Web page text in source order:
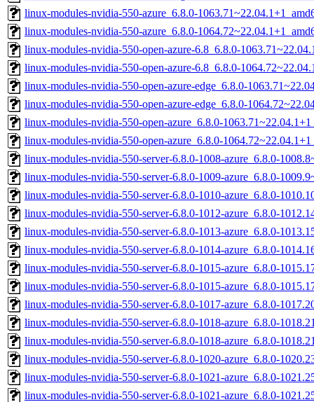
linux-modules-nvidia-550-azure_6.8.0-
linux-modules-nvidia-550-azure_6.8.0-
linux-modules-nvidia-550-open-azure-6.8_6.8.0-
linux-modules-nvidia-550-open-azure-6.8_6.8.0-
linux-modules-nvidia-550-open-azure-edge_6.8.0-
linux-modules-nvidia-550-open-azure-edge_6.8.0-
linux-modules-nvidia-550-open-azure_6.8.0-
linux-modules-nvidia-550-open-azure_6.8.0-
linux-modules-nvidia-550-server-6.8.0-1008-azure_6.8.0-
linux-modules-nvidia-550-server-6.8.0-1009-azure_6.8.0-
linux-modules-nvidia-550-server-6.8.0-1010-azure_6.8.0-
linux-modules-nvidia-550-server-6.8.0-1012-azure_6.8.0-
linux-modules-nvidia-550-server-6.8.0-1013-azure_6.8.0-
linux-modules-nvidia-550-server-6.8.0-1014-azure_6.8.0-
linux-modules-nvidia-550-server-6.8.0-1015-azure_6.8.0-
linux-modules-nvidia-550-server-6.8.0-1015-azure_6.8.0-
linux-modules-nvidia-550-server-6.8.0-1017-azure_6.8.0-
linux-modules-nvidia-550-server-6.8.0-1018-azure_6.8.0-
linux-modules-nvidia-550-server-6.8.0-1018-azure_6.8.0-
linux-modules-nvidia-550-server-6.8.0-1020-azure_6.8.0-
linux-modules-nvidia-550-server-6.8.0-1021-azure_6.8.0-
linux-modules-nvidia-550-server-6.8.0-1021-azure_6.8.0-